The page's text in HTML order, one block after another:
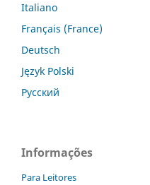
Italiano
Français (France)
Deutsch
Język Polski
Русский
Informações
Para Leitores